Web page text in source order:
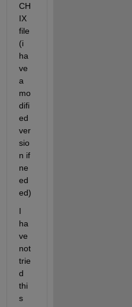
CH
IX
file
(i
ha
ve
a
mo
difi
ed
ver
sio
n if
ne
ed
ed)
I
ha
ve
not
trie
d
thi
s